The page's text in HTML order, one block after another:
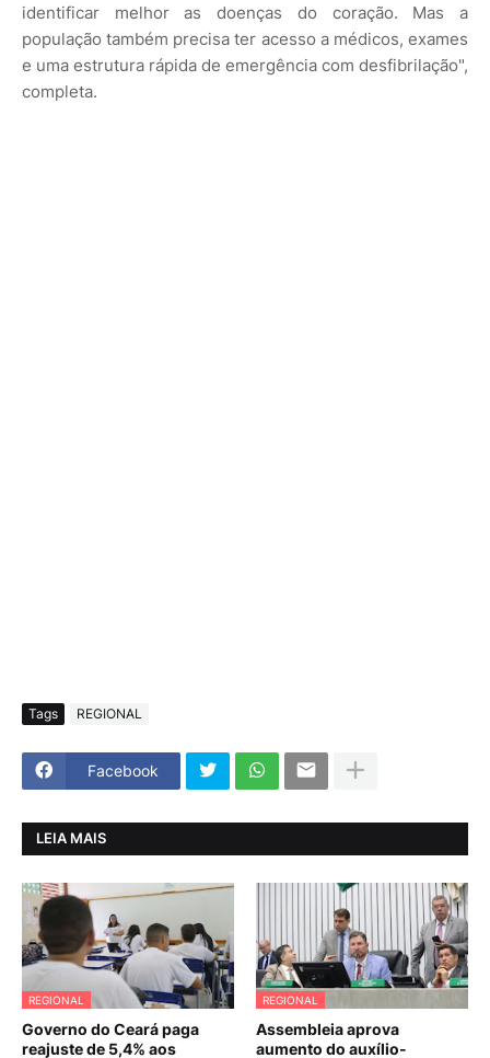
identificar melhor as doenças do coração. Mas a
população também precisa ter acesso a médicos, exames
e uma estrutura rápida de emergência com desfibrilação",
completa.
Tags REGIONAL
Facebook
LEIA MAIS
REGIONAL
Governo do Ceará paga
reajuste de 5,4% aos
REGIONAL
Assembleia aprova
aumento do auxílio-